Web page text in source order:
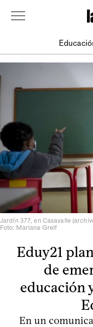
Jardín 377, en Casavalle
Foto: Mariana Greif
Eduy21
de
educación
En un